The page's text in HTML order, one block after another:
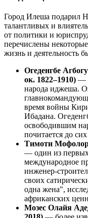
Город Илеша подарил
талантливых и
от политики и
перечислены
жизнь и деятельность
Огеденгбе
ок. 1822–1910) —
народа иджеша.
время войны
Ибадана.
освободившим
почитается до
Тимоти
— один из
международное
инженер-
своих
одна жена",
африканских
Мозес Олайя